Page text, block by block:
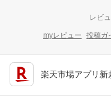
レビ
myレビュー 投稿ガ
楽天市場アプリ新